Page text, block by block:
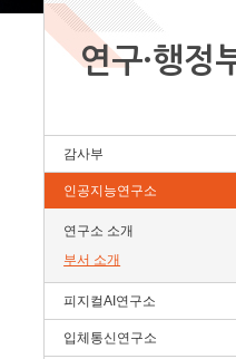
연구·행정
감사부
인공지능연구소
연구소 소개
부서 소개
피지컬AI연구소
입체통신연구소